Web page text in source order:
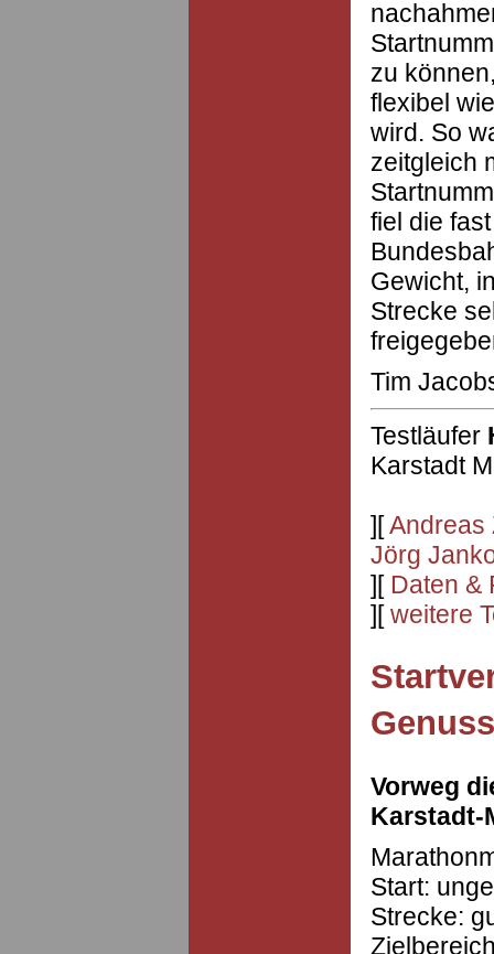
zu
flexibel
wird. So
zeitgleich
fiel die
Gewicht,
Strecke
Tim
Testläufer
Karstadt
][Andreas
Jörg
][ Daten &
][weitere
Genuss
Vorweg
Karstadt-
Start:
Strecke: